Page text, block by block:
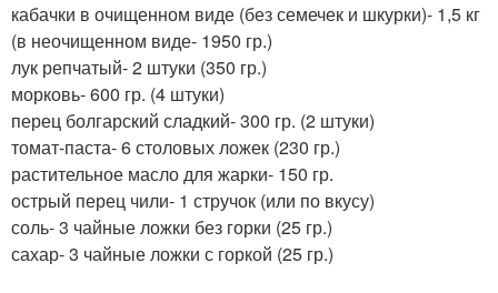
кабачки в очищенном виде (без семечек и шкурки)- 1,5 кг
(в неочищенном виде- 1950 гр.)
лук репчатый- 2 штуки (350 гр.)
морковь- 600 гр. (4 штуки)
перец болгарский сладкий- 300 гр. (2 штуки)
томат-паста- 6 столовых ложек (230 гр.)
растительное масло для жарки- 150 гр.
острый перец чили- 1 стручок (или по вкусу)
соль- 3 чайные ложки без горки (25 гр.)
сахар- 3 чайные ложки с горкой (25 гр.)